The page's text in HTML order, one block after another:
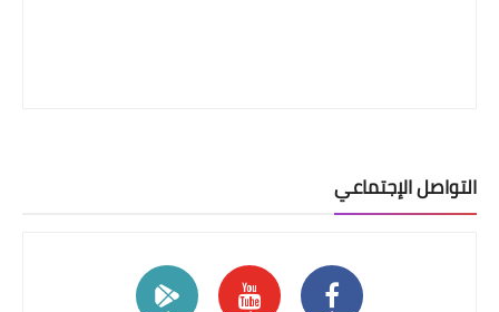
التواصل الإجتماعي